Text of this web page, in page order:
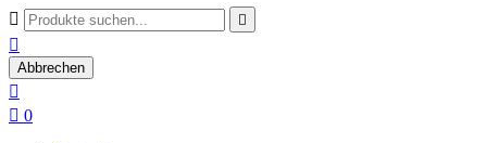
 

Abbrechen

 0